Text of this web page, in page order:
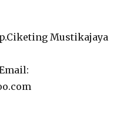
Mustikajaya